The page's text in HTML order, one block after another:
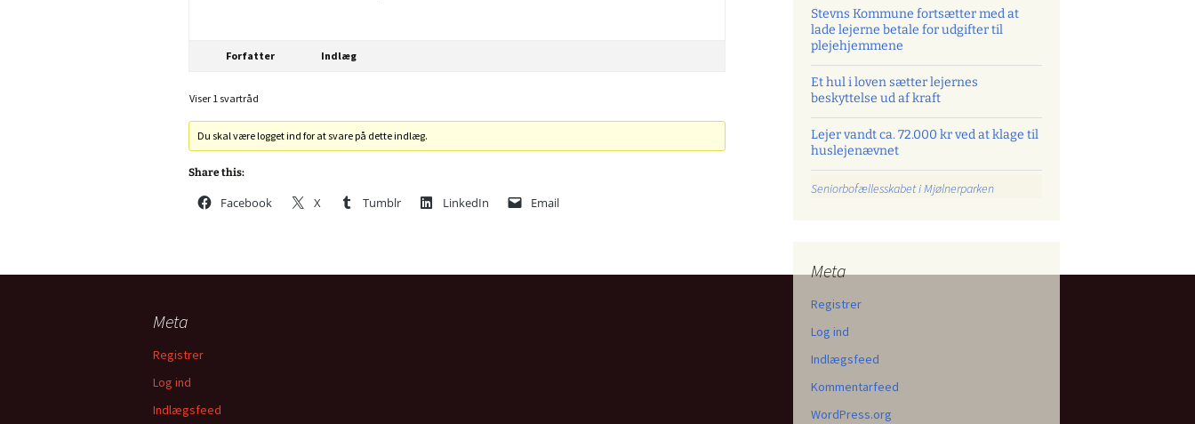
Forfatter Indlæg
Viser 1 svartråd
Du skal være logget ind for at svare på dette indlæg.
Share this:
Facebook X Tumblr LinkedIn Email
Stevns Kommune fortsætter med at
lade lejerne betale for udgifter til
plejehjemmene
Et hul i loven sætter lejernes
beskyttelse ud af kraft
Lejer vandt ca. 72.000 kr ved at klage til
huslejenævnet
Seniorbofællesskabet i Mjølnerparken
Meta
Registrer
Log ind
Indlægsfeed
Kommentarfeed
WordPress.org
Meta
Registrer
Log ind
Indlægsfeed